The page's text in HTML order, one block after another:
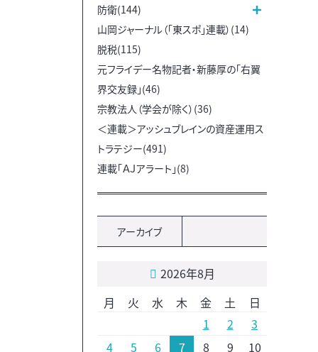
防衛(144)
山岡ジャーナル（「東スポ」連載）(14)
脱税(115)
元フライデー名物記者・新藤厚の「右翼
界交友録」(46)
宗教法人（学会が除く）(36)
＜連載＞アッシュブレインの資産運用ス
トラテジー(491)
連載「ＡＪアラート」(8)
アーカイブ
2026年8月
月
火 水 木 金 土
日
1
2
3
4
5 6 7 8 9 10